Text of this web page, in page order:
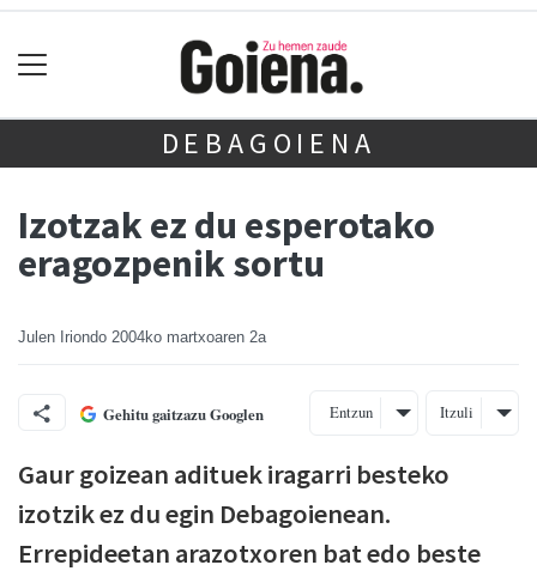
DEBAGOIENA
Izotzak ez du esperotako
eragozpenik sortu
Julen Iriondo 2004ko martxoaren 2a
Gehitu gaitzazu Googlen Entzun Itzuli
Gaur goizean adituek iragarri besteko
izotzik ez du egin Debagoienean.
Errepideetan arazotxoren bat edo beste